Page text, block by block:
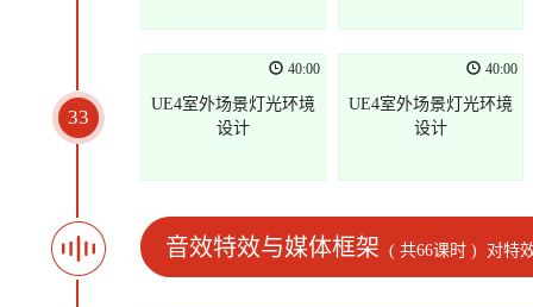
40:00
UE4室外场景灯光环境
设计
33
40:00
UE4室外场景灯光环境
设计
音效特效与媒体框架 ( 共66课时 ) 对特